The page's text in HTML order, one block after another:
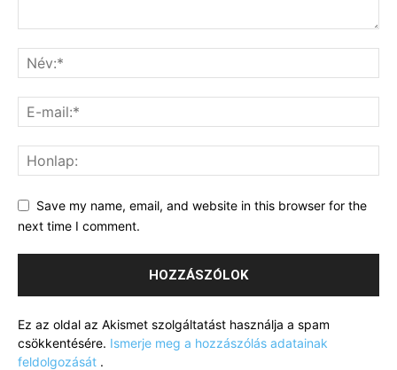
Save my name, email, and website in this browser for the
next time I comment.
Ez az oldal az Akismet szolgáltatást használja a spam
csökkentésére. Ismerje meg a hozzászólás adatainak
feldolgozását .